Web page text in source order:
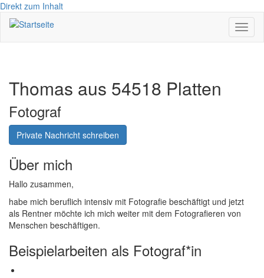
Direkt zum Inhalt
Thomas aus 54518 Platten
Fotograf
Private Nachricht schreiben
Über mich
Hallo zusammen,
habe mich beruflich intensiv mit Fotografie beschäftigt und jetzt
als Rentner möchte ich mich weiter mit dem Fotografieren von
Menschen beschäftigen.
Beispielarbeiten als Fotograf*in